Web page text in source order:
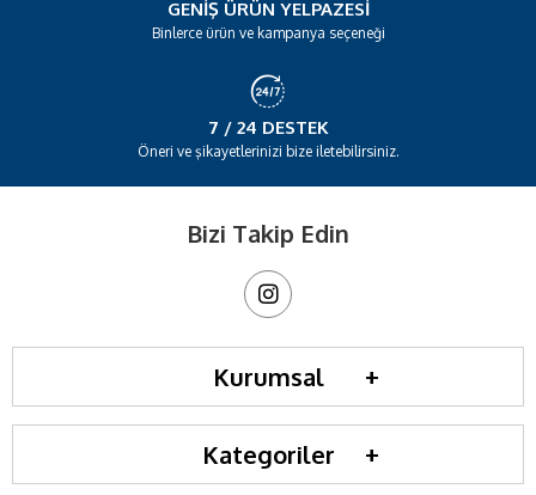
GENIŞ ÜRÜN YELPAZESI
Binlerce ürün ve kampanya seçeneği
7 / 24 DESTEK
Öneri ve şikayetlerinizi bize iletebilirsiniz.
Bizi Takip Edin
Kurumsal
Kategoriler